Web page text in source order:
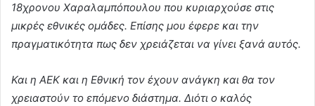
18χρονου Χαραλαμπόπουλου που κυριαρχούσε στις
μικρές εθνικές ομάδες. Επίσης μου έφερε και την
πραγματικότητα πως δεν χρειάζεται να γίνει ξανά αυτός.
Και η ΑΕΚ και η Εθνική τον έχουν ανάγκη και θα τον
χρειαστούν το επόμενο διάστημα. Διότι ο καλός